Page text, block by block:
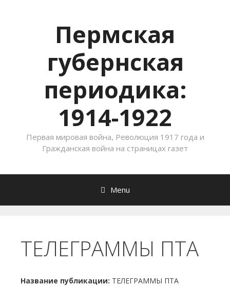
Пермская
губернская
периодика:
1914-1922
Первая мировая война, Революция 1917 года и
Гражданская война на страницах газет
Menu
ТЕЛЕГРАММЫ ПТА
Название публикации: ТЕЛЕГРАММЫ ПТА